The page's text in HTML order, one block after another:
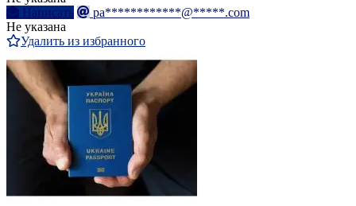
Написать
pa************@*****.com
Не указана
Удалить из избранного